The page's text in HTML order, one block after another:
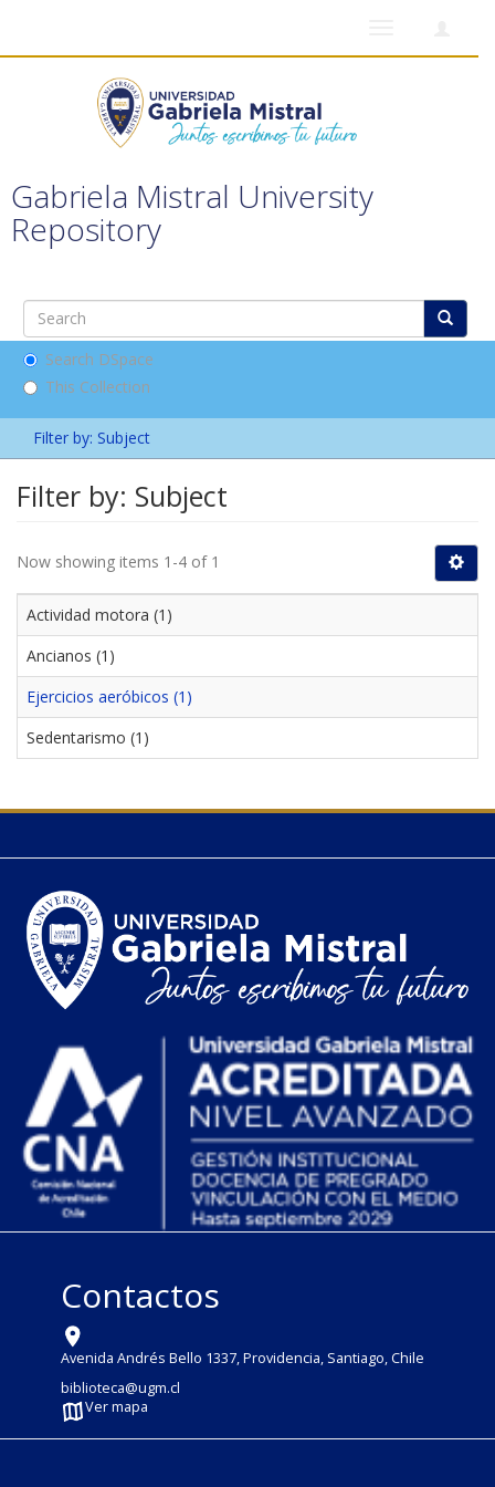
Gabriela Mistral University
Repository
Search DSpace
This Collection
Filter by: Subject
Filter by: Subject
Now showing items 1-4 of 1
Actividad motora (1)
Ancianos (1)
Ejercicios aeróbicos (1)
Sedentarismo (1)
Contactos
Avenida Andrés Bello 1337, Providencia, Santiago, Chile
biblioteca@ugm.cl
Ver mapa